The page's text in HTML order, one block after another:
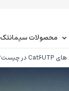
محصولات سیمانتک